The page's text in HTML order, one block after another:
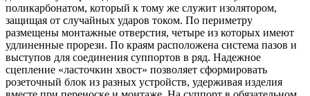
поликарбонатом, который к тому же служит изолятором,
защищая от случайных ударов током. По периметру
размещены монтажные отверстия, четыре из которых имеют
удлиненные прорези. По краям расположена система пазов и
выступов для соединения суппортов в ряд. Надежное
сцепление «ласточкин хвост» позволяет сформировать
розеточный блок из разных устройств, удерживая изделия